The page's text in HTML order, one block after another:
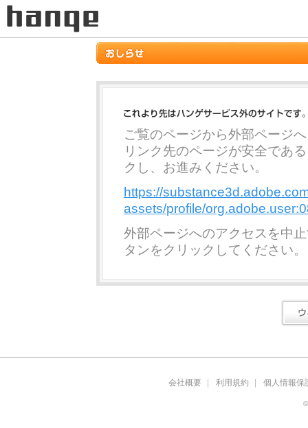
ご覧のページから外部ページ
リンク先のページが安全であ
クし、お進みください。
https://
assets/profile/
外部ページへのアクセスを中
タンをクリックしてください。
会社概要 利用規約 個人情報保